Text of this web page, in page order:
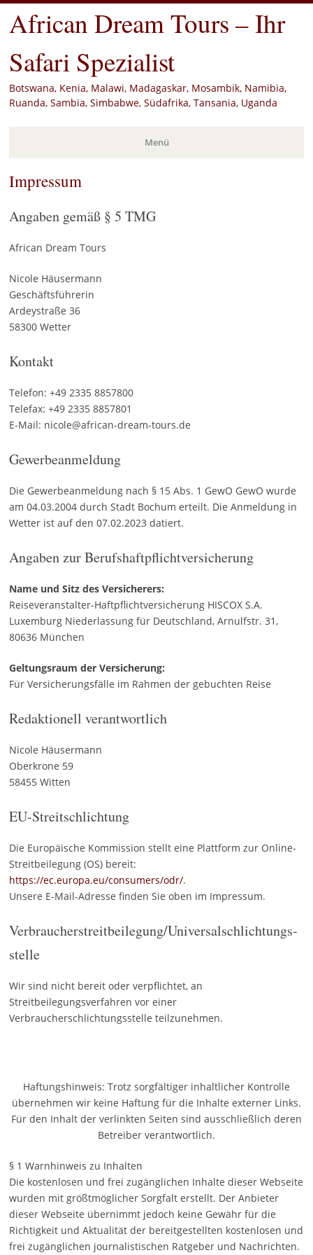
African Dream Tours – Ihr
Safari Spezialist
Botswana, Kenia, Malawi, Madagaskar, Mosambik, Namibia,
Ruanda, Sambia, Simbabwe, Südafrika, Tansania, Uganda
Menü
Zum
springen
Impressum
Angaben gemäß § 5 TMG
African Dream Tours
Nicole Häusermann
Geschäftsführerin
Ardeystraße 36
58300 Wetter
Kontakt
Telefon: +49 2335 8857800
Telefax: +49 2335 8857801
E-Mail: nicole@african-dream-tours.de
Gewerbeanmeldung
Die Gewerbeanmeldung nach § 15 Abs. 1 GewO GewO wurde
am 04.03.2004 durch Stadt Bochum erteilt. Die Anmeldung in
Wetter ist auf den 07.02.2023 datiert.
Angaben zur Berufs­haftpflicht­versicherung
Name und Sitz des Versicherers:
Reiseveranstalter-Haftpflichtversicherung HISCOX S.A.
Luxemburg Niederlassung für Deutschland, Arnulfstr. 31,
80636 München
Geltungsraum der Versicherung:
Für Versicherungsfälle im Rahmen der gebuchten Reise
Redaktionell verantwortlich
Nicole Häusermann
Oberkrone 59
58455 Witten
EU-Streitschlichtung
Die Europäische Kommission stellt eine Plattform zur Online-
Streitbeilegung (OS) bereit:
https://ec.europa.eu/consumers/odr/.
Unsere E-Mail-Adresse finden Sie oben im Impressum.
Verbraucher­streit­beilegung/Universal­schlichtungs­
stelle
Wir sind nicht bereit oder verpflichtet, an
Streitbeilegungsverfahren vor einer
Verbraucherschlichtungsstelle teilzunehmen.
Haftungshinweis: Trotz sorgfältiger inhaltlicher Kontrolle
übernehmen wir keine Haftung für die Inhalte externer Links.
Für den Inhalt der verlinkten Seiten sind ausschließlich deren
Betreiber verantwortlich.
§ 1 Warnhinweis zu Inhalten
Die kostenlosen und frei zugänglichen Inhalte dieser Webseite
wurden mit größtmöglicher Sorgfalt erstellt. Der Anbieter
dieser Webseite übernimmt jedoch keine Gewähr für die
Richtigkeit und Aktualität der bereitgestellten kostenlosen und
frei zugänglichen journalistischen Ratgeber und Nachrichten.